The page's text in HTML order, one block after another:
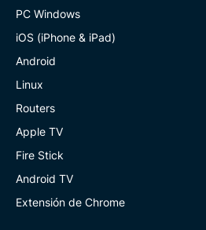
PC Windows
iOS (iPhone & iPad)
Android
Linux
Routers
Apple TV
Fire Stick
Android TV
Extensión de Chrome